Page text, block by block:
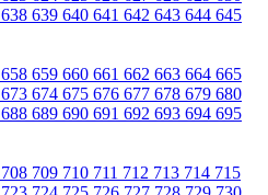
638 639 640 641 642 643 644 645
658 659 660 661 662 663 664 665
673 674 675 676 677 678 679 680
688 689 690 691 692 693 694 695
708 709 710 711 712 713 714 715